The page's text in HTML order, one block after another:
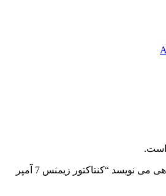
است.
اولین کسی باشید که دیدگاهی می نویسد “کنتاکتور زیمنس 7 آمپر